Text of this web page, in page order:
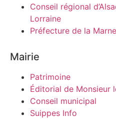
Conseil régional
Lorraine
Préfecture de la Marne
Mairie
Patrimoine
Éditorial de Monsieur
Conseil municipal
Suippes Info